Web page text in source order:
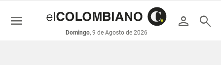
económicos
Colombia
person search
Domingo, 9 de Agosto de 2026
menu